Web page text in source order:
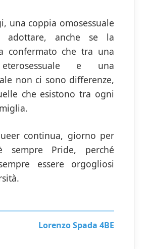
una coppia omosessuale
adottare, anche se la
confermato che tra una
e una
non ci sono differenze,
che esistono tra ogni
continua, giorno per
sempre Pride, perché
essere orgogliosi
Lorenzo Spada 4BE